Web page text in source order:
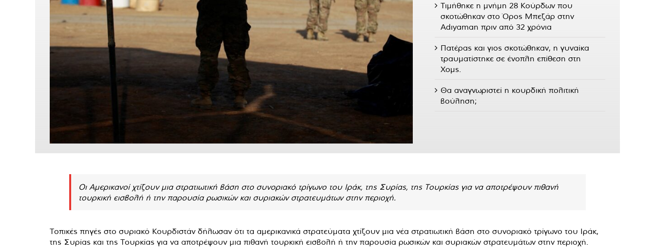
Τιμήθηκε η μνήμη 28 Κούρδων που
σκοτώθηκαν στο Όρος Μπεζάρ στην
Adıyaman πριν από 32 χρόνια
Πατέρας και γιος σκοτώθηκαν, η γυναίκα
τραυματίστηκε σε ένοπλη επίθεση στη
Χομς.
Θα αναγνωριστεί η κουρδική πολιτική
βούληση;
Οι Αμερικανοί χτίζουν μια στρατιωτική βάση στο συνοριακό τρίγωνο του Ιράκ, της Συρίας, της Τουρκίας για να αποτρέψουν πιθανή
τουρκική εισβολή ή την παρουσία ρωσικών και συριακών στρατευμάτων στην περιοχή.
Τοπικές πηγές στο συριακό Κουρδιστάν δήλωσαν ότι τα αμερικανικά στρατεύματα χτίζουν μια νέα στρατιωτική βάση στο συνοριακό τρίγωνο του Ιράκ,
της Συρίας και της Τουρκίας για να αποτρέψουν μια πιθανή τουρκική εισβολή ή την παρουσία ρωσικών και συριακών στρατευμάτων στην περιοχή.